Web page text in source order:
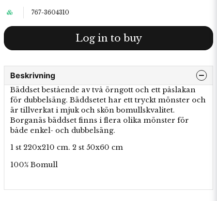
767-3604310
Log in to buy
Beskrivning
Bäddset bestående av två örngott och ett påslakan
för dubbelsäng. Bäddsetet har ett tryckt mönster och
är tillverkat i mjuk och skön bomullskvalitet.
Borganäs bäddset finns i flera olika mönster för
både enkel- och dubbelsäng.
1 st 220x210 cm. 2 st 50x60 cm
100% Bomull